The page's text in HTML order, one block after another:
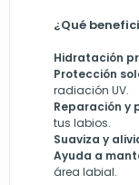
¿Qué
Hidratación
Protección
radiación UV.
Reparación y
tus labios.
Suaviza y
Ayuda a
área labial.